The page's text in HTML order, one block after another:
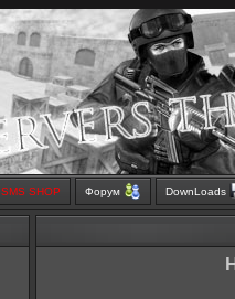
SMS SHOP Форум DownLoads